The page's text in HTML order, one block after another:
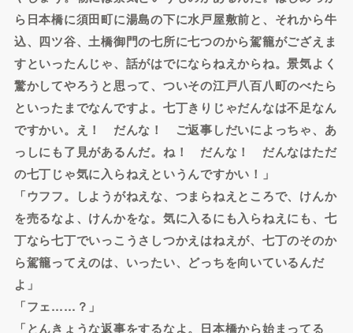
ら日本橋に須田町に湯島の下に水戸屋敷前と、それから牛
込、四ツ谷、土橋御門の七所に七つのから駕籠がござえま
すといったんじゃ、話がはでにならねえからね。景気よく
驚かしてやろうと思って、ついその江戸八百八町のべたら
といったまでなんですよ。七丁きりじゃだんなは不足なん
ですかい。え！ だんな！ ご返事しだいによっちゃ、あ
っしにも了見があるんだ。ね！ だんな！ だんなはただ
の七丁じゃ気に入らねえというんですかい！」
「ウフフ。しようがねえな、つまらねえところで、けんか
を売るなよ、けんかをな。気に入るにも入らねえにも、七
丁なら七丁でいっこうさしつかえはねえが、七丁のそのか
ら駕籠ってえのは、いったい、どっちを向いているんだ
よ」
「フェ……？」
「とんきょうな返事をするなよ。日本橋から始まってる